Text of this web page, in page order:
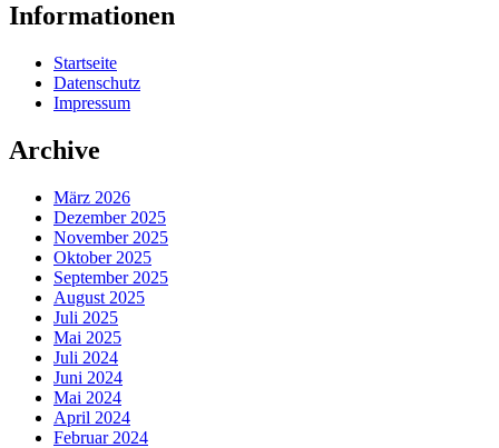
Informationen
Startseite
Datenschutz
Impressum
Archive
März 2026
Dezember 2025
November 2025
Oktober 2025
September 2025
August 2025
Juli 2025
Mai 2025
Juli 2024
Juni 2024
Mai 2024
April 2024
Februar 2024